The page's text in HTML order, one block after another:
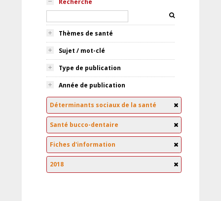
Recherche
Thèmes de santé
Sujet / mot-clé
Type de publication
Année de publication
Déterminants sociaux de la santé
Santé bucco-dentaire
Fiches d'information
2018